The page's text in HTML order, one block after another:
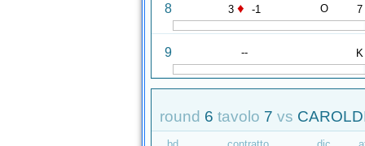
8 3 ♦ -1 O 7
9 -- K
round 6 tavolo 7 vs